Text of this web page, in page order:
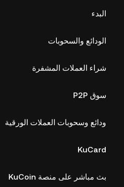
البدء
الودائع والسحوبات
شراء العملات المشفرة
سوق P2P
ودائع وسحوبات العملات الورقية
KuCard
بث مباشر على منصة KuCoin